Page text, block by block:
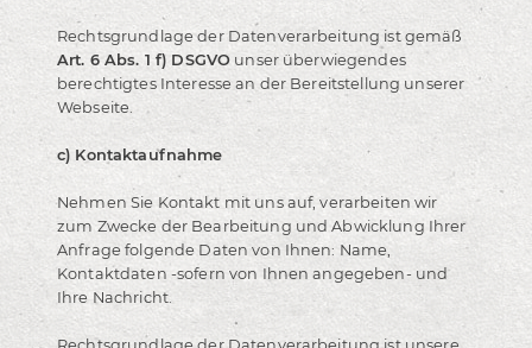
Rechtsgrundlage der Datenverarbeitung ist gemäß
Art. 6 Abs. 1 f) DSGVO unser überwiegendes
berechtigtes Interesse an der Bereitstellung unserer
Webseite.
c) Kontaktaufnahme
Nehmen Sie Kontakt mit uns auf, verarbeiten wir
zum Zwecke der Bearbeitung und Abwicklung Ihrer
Anfrage folgende Daten von Ihnen: Name,
Kontaktdaten -sofern von Ihnen angegeben- und
Ihre Nachricht.